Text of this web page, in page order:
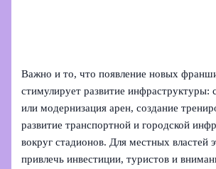
Важно и то, что появление новых
стимулирует развитие инфраструктуры:
или модернизация арен, создание
развитие транспортной и городской
вокруг стадионов. Для местных властей
привлечь инвестиции, туристов и